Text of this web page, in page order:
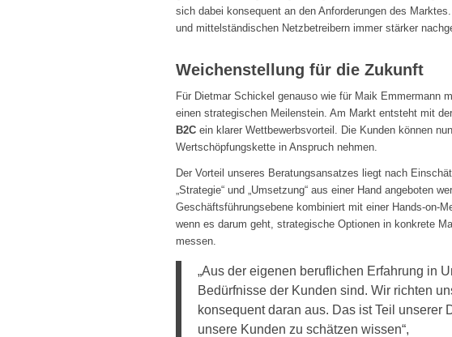
sich dabei konsequent an den Anforderungen des
und mittelständischen Netzbetreibern immer stärker
Weichenstellung für die Zukunft
Für Dietmar Schickel genauso wie für Maik Emmermann
einen strategischen Meilenstein. Am Markt entsteht mit der
B2C ein klarer Wettbewerbsvorteil. Die Kunden können
Wertschöpfungskette in Anspruch nehmen.
Der Vorteil unseres Beratungsansatzes liegt nach
„Strategie“ und „Umsetzung“ aus einer Hand angeboten
Geschäftsführungsebene kombiniert mit einer Hands-on-
wenn es darum geht, strategische Optionen in konkrete
messen.
„Aus der eigenen beruflichen Erfahrung in
Bedürfnisse der Kunden sind. Wir richten
konsequent daran aus. Das ist Teil unserer
unsere Kunden zu schätzen wissen“,